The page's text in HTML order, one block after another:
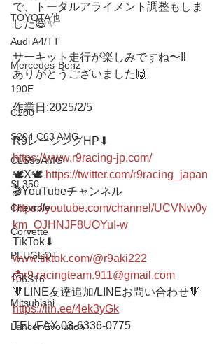
TOYOTA他
Audi A4/TT
Mercedes-Benz
190E
C200
S204 C63 AMG
CLS55AMG
SL350
Chevrole
Corvette
PEUGEOT
106S16
Mitsubishi
Lancer Evolution
で、トータルアライメント調整もしま
した😆✨
サーキット走行が楽しみですね〜‼️
ありがとうございました🙌
作業日:2025/2/5
R9レーシングHP⬇︎
https://www.r9racing-jp.com/
🕊X🕊 https://twitter.com/r9racing_japan
🎬YouTubeチャンネル
https://youtube.com/channel/UCVNw0y
km_OJHNJF8UOYuI-w
TikTok⬇︎
www.tiktok.com/@r9aki222
📩r9.racingteam.911@gmail.com
🔻LINE友達追加/LINEお問い合わせ🔻
https://lin.ee/4ek3yGk
TEL/FAX 03-6336-0775